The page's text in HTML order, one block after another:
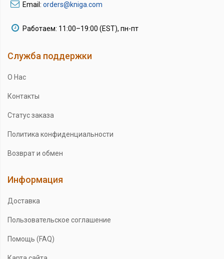
Email: orders@kniga.com
Работаем: 11:00–19:00 (EST), пн-пт
Служба поддержки
О Нас
Контакты
Статус заказа
Политика конфиденциальности
Возврат и обмен
Информация
Доставка
Пользовательское соглашение
Помощь (FAQ)